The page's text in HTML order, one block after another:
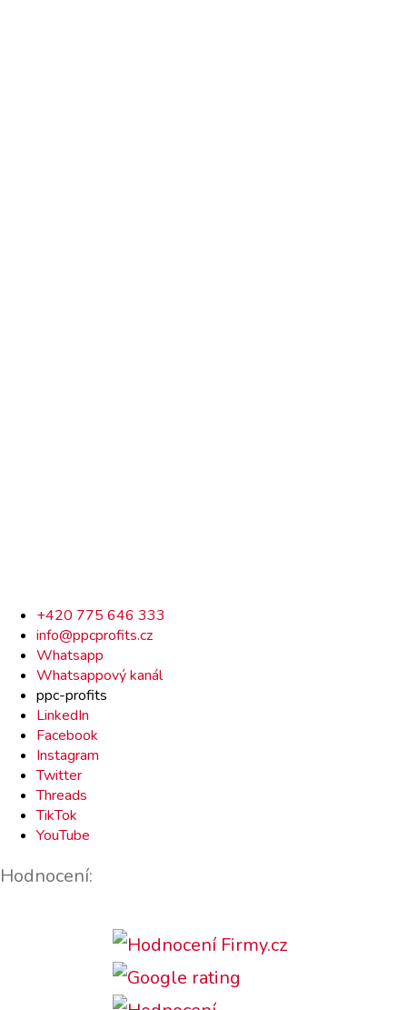
Rychlý
kontakt
+420 775 646 333
info@ppcprofits.cz
Whatsapp
Whatsappový kanál
ppc-profits
LinkedIn
Facebook
Instagram
Twitter
Threads
TikTok
YouTube
Hodnocení: